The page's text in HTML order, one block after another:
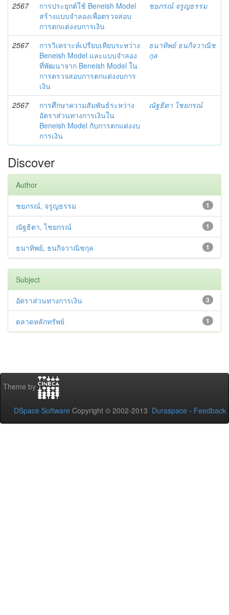
2567
การประยุกต์ใช้ Beneish Model
สร้างแบบจำลองเพื่อตรวจสอบ
การตกแต่งงบการเงิน
ชยภรณ์ จรูญธรรม
2567
การวิเคราะห์เปรียบเทียบระหว่าง
Beneish Model และแบบจำลอง
ที่พัฒนาจาก Beneish Model ใน
การตรวจสอบการตกแต่งงบการ
เงิน
ธนาทิพย์ ธนกิจวาณิช
กุล
2567
การศึกษาความสัมพันธ์ระหว่าง
อัตราส่วนทางการเงินใน
Beneish Model กับการตกแต่งงบ
การเงิน
ณัฐธิตา ไชยกรณ์
Discover
Author
1
ชยภรณ์, จรูญธรรม
1
ณัฐธิตา, ไชยกรณ์
1
ธนาทิพย์, ธนกิจวาณิชกุล
Subject
3
อัตราส่วนทางการเงิน
1
ตลาดหลักทรัพย์
Theme by
DSpace Software Copyright © 2002-2013 Duraspace - Feedback